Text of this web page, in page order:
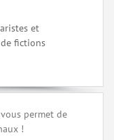
et
fictions
permet de
!